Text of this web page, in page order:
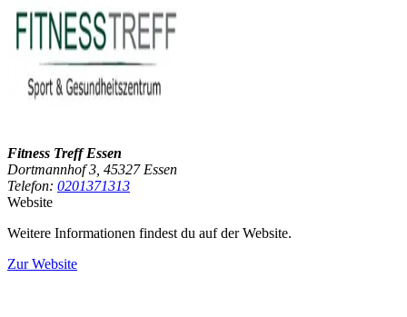
Fitness Treff Essen
Dortmannhof 3, 45327 Essen
Telefon: 0201371313
Website
Weitere Informationen findest du auf der Website.
Zur Website